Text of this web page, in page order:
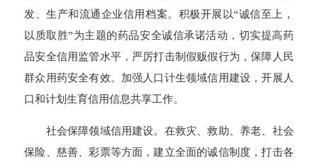
发、生产和流通企业信用档案。积极开展以“诚信至上，
以质取胜”为主题的药品安全诚信承诺活动，切实提高药
品安全信用监管水平，严厉打击制假贩假行为，保障人民
群众用药安全有效。加强人口计生领域信用建设，开展人
口和计划生育信用信息共享工作。
社会保障领域信用建设。在救灾、救助、养老、社会
保险、慈善、彩票等方面，建立全面的诚信制度，打击各